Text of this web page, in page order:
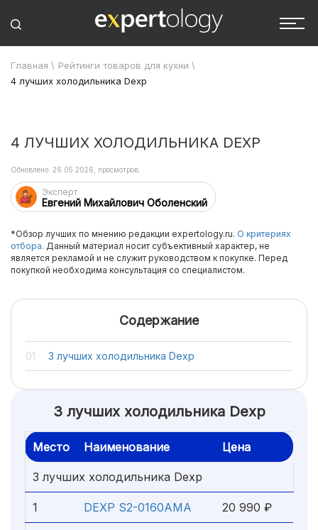
Главная \ Рейтинги товаров для кухни \
4 лучших холодильника Dexp
4 ЛУЧШИХ ХОЛОДИЛЬНИКА DEXP
Эксперт
Евгений Михайлович Оболенский
Обновлено: 26.05.2026, просмотров:
*Обзор лучших по мнению редакции expertology.ru. О критериях
отбора. Данный материал носит субъективный характер, не
является рекламой и не служит руководством к покупке. Перед
покупкой необходима консультация со специалистом.
Содержание
3 лучших холодильника Dexp
3 лучших холодильника Dexp
Место Наименование Цена
3 лучших холодильника Dexp
1 DEXP S2-0160AMA 20 990 ₽